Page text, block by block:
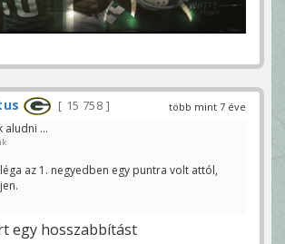
több mint 7 éve
15 758
aludni ...
az 1. negyedben egy puntra volt attól,
egy hosszabbítást